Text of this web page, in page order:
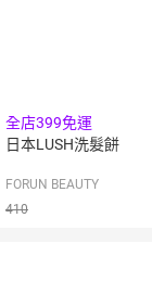
全店399免運
日本LUSH洗髮餅
FORUN BEAUTY
410